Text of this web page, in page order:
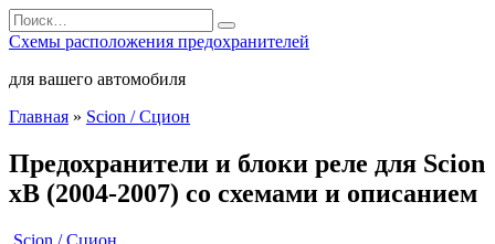
Перейти
к
содержанию
Search
for:
Схемы расположения предохранителей
для вашего автомобиля
Главная » Scion / Сцион
Предохранители и блоки реле для Scion
xB (2004-2007) со схемами и описанием
Scion / Сцион